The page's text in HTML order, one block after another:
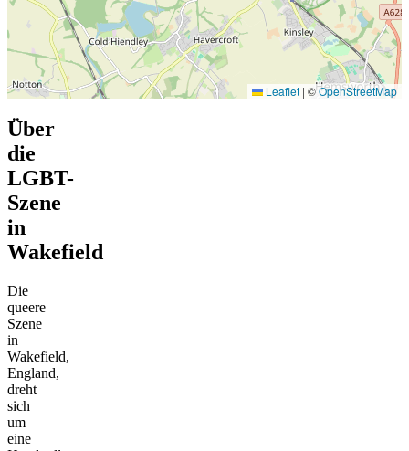
Leaflet | ©OpenStreetMap
Über
die
LGBT-
Szene
in
Wakefield
Die
queere
Szene
in
Wakefield,
England,
dreht
sich
um
eine